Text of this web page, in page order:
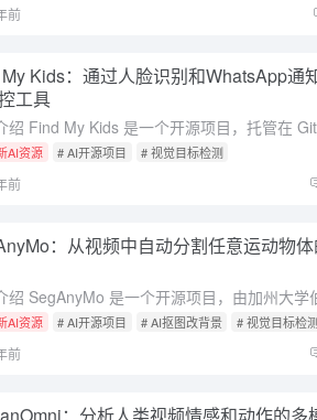
前
Kids：通过人脸识别和WhatsApp通
工具
AI资源 # AI开源项目 # 视觉目标检测
前
：从视频中自动分割任意运动物
AI资源 # AI开源项目 # AI抠图改背景 # 视觉目标检
前
：分析人类视频情感和动作的多